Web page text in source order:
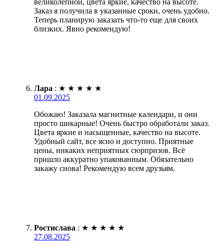
великолепной, цвета яркие, качество на высоте.
Заказ я получила в указанные сроки, очень удобно.
Теперь планирую заказать что-то еще для своих
близких. Явно рекомендую!
Лара : ★ ★ ★ ★ ★
01.09.2025
Обожаю! Заказала магнитные календари, и они
просто шикарные! Очень быстро обработали заказ.
Цвета яркие и насыщенные, качество на высоте.
Удобный сайт, все ясно и доступно. Приятные
цены, никаких неприятных сюрпризов. Всё
пришло аккуратно упакованным. Обязательно
закажу снова! Рекомендую всем друзьям.
Ростислава : ★ ★ ★ ★ ★
27.08.2025